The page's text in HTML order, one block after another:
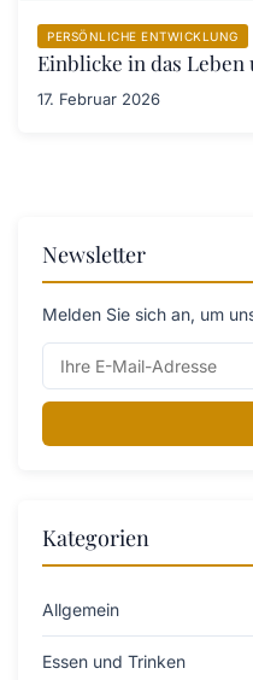
PERSÖNLICHE ENTWICKLUNG
Einblicke in das
17. Februar 2026
Newsletter
Melden Sie sich an, um
Kategorien
Allgemein
Essen und Trinken